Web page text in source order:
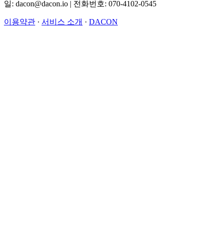
일: dacon@dacon.io | 전화번호: 070-4102-0545
이용약관 · 서비스 소개 · DACON